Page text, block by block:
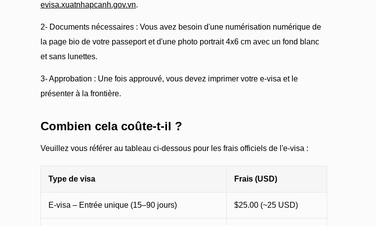
evisa.xuatnhapcanh.gov.vn.
2- Documents nécessaires : Vous avez besoin d'une numérisation numérique de
la page bio de votre passeport et d'une photo portrait 4x6 cm avec un fond blanc
et sans lunettes.
3- Approbation : Une fois approuvé, vous devez imprimer votre e-visa et le
présenter à la frontière.
Combien cela coûte-t-il ?
Veuillez vous référer au tableau ci-dessous pour les frais officiels de l'e-visa :
Type de visa Frais (USD)
E-visa – Entrée unique (15–90 jours) $25.00 (~25 USD)